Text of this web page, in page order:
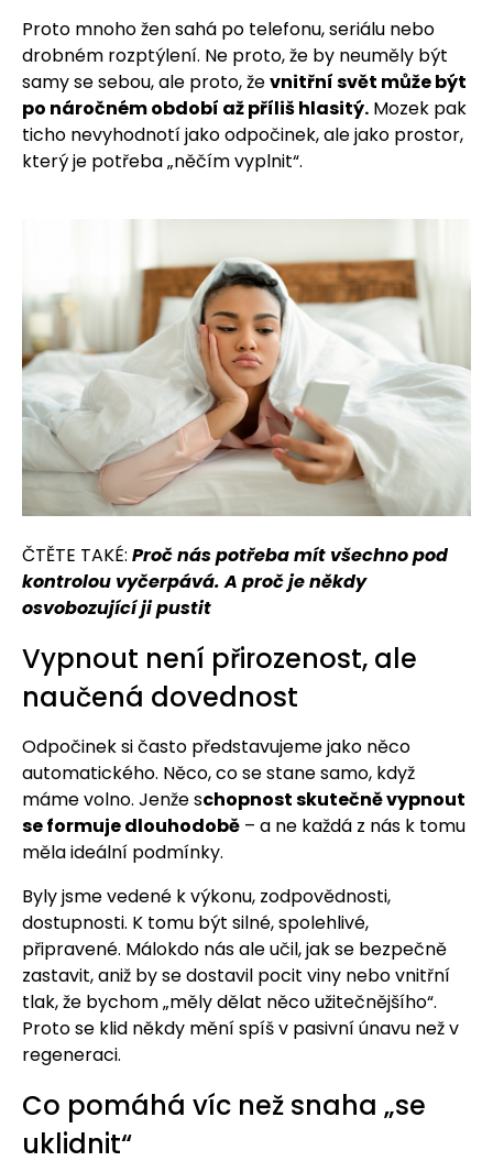
Proto mnoho žen sahá po telefonu, seriálu nebo
drobném rozptýlení. Ne proto, že by neuměly být
samy se sebou, ale proto, ževnitřní svět může být
po náročném období až příliš hlasitý. Mozek pak
ticho nevyhodnotí jako odpočinek, ale jako prostor,
který je potřeba „něčím vyplnit“.
ČTĚTE TAKÉ: Proč nás potřeba mít všechno pod
kontrolou vyčerpává. A proč je někdy
osvobozující ji pustit
Vypnout není přirozenost, ale
naučená dovednost
Odpočinek si často představujeme jako něco
automatického. Něco, co se stane samo, když
máme volno. Jenže schopnost skutečně vypnout
se formuje dlouhodobě – a ne každá z nás k tomu
měla ideální podmínky.
Byly jsme vedené k výkonu, zodpovědnosti,
dostupnosti. K tomu být silné, spolehlivé,
připravené. Málokdo nás ale učil, jak se bezpečně
zastavit, aniž by se dostavil pocit viny nebo vnitřní
tlak, že bychom „měly dělat něco užitečnějšího“.
Proto se klid někdy mění spíš v pasivní únavu než v
regeneraci.
Co pomáhá víc než snaha „se
uklidnit“